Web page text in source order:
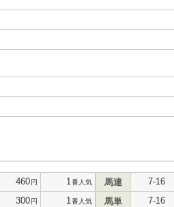
460円 1 番人気
300円 1 番人気
馬連 7-16
馬単 7-16